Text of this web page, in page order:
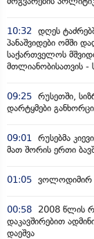
10:32
დღეს
პანაშვიდები ომში
საქართველოს
მთლიანობისათვის -
09:25 რუსეთში,
დარტყმები
09:01
რუსებმა
მათ შორის ერთი
01:05 ვოლოდიმირ
00:58
2008 წლის
დაკავშირებით
დაეშვა